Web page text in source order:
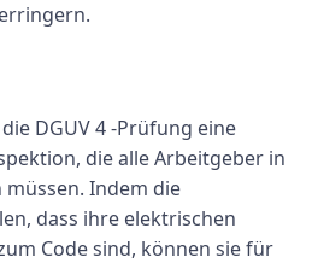
DGUV 4 -Prüfung eine
die alle Arbeitgeber in
Indem die
dass ihre elektrischen
Code sind, können sie für